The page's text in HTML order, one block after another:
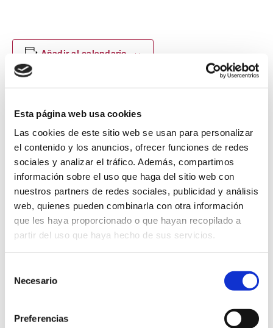
Esta página web usa cookies
Las cookies de este sitio web se usan para personalizar
el contenido y los anuncios, ofrecer funciones de redes
sociales y analizar el tráfico. Además, compartimos
información sobre el uso que haga del sitio web con
nuestros partners de redes sociales, publicidad y análisis
web, quienes pueden combinarla con otra información
que les haya proporcionado o que hayan recopilado a
partir del uso que haya hecho de sus servicios.
Necesario
Preferencias
Añadir al calendario
DETALLES
Hora:
7:00 pm - 8:30 pmUTC+0
Categoría del Evento:
CONFERENCIAS
BURGOS